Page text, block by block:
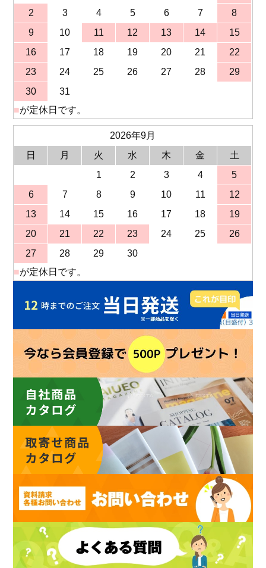
2
3 4 5 6 7
8
9
10 11 12 13 14
15
16
17 18 19 20 21
22
23
24 25 26 27 28
29
30
31
■が定休日です。
2026年9月
日
月 火 水 木 金
土
1
2 3 4
5
6
7 8 9 10 11
12
13
14 15 16 17 18
19
20
21 22 23 24 25
26
27
28 29
30
■が定休日です。